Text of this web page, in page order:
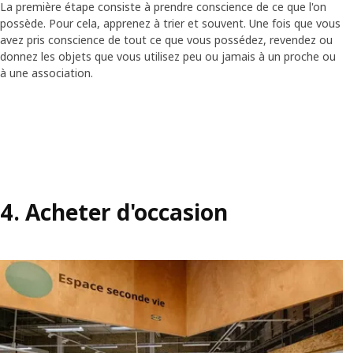
La première étape consiste à prendre conscience de ce que l'on
possède. Pour cela, apprenez à trier et souvent. Une fois que vous
avez pris conscience de tout ce que vous possédez, revendez ou
donnez les objets que vous utilisez peu ou jamais à un proche ou
à une association.
4. Acheter d'occasion